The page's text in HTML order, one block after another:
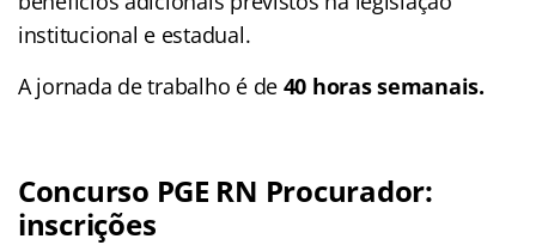
institucional e estadual.
A jornada de trabalho é de 40 horas semanais.
Concurso PGE RN Procurador:
inscrições